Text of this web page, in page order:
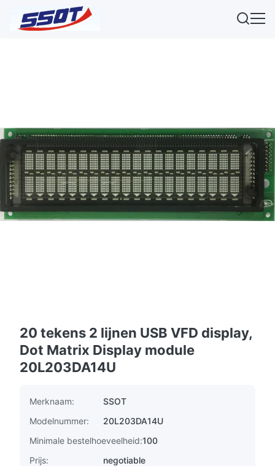
20 tekens 2 lijnen USB VFD display,
Dot Matrix Display module
20L203DA14U
Merknaam:
SSOT
Modelnummer:
20L203DA14U
Minimale bestelhoeveelheid:100
Prijs:
negotiable